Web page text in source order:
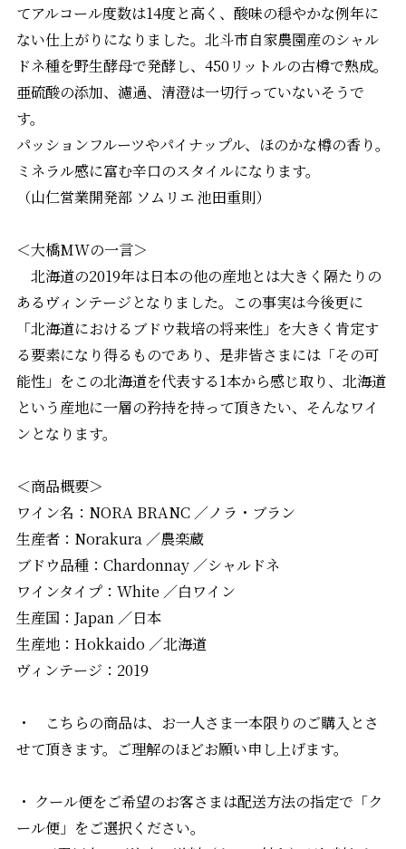
てアルコール度数は14度と高く、酸味の穏やかな例年に
ない仕上がりになりました。北斗市自家農園産のシャル
ドネ種を野生酵母で発酵し、450リットルの古樽で熟成。
亜硫酸の添加、濾過、清澄は一切行っていないそうで
す。
パッションフルーツやパイナップル、ほのかな樽の香り。
ミネラル感に富む辛口のスタイルになります。
（山仁営業開発部 ソムリエ 池田重則）
＜大橋MWの一言＞
北海道の2019年は日本の他の産地とは大きく隔たりの
あるヴィンテージとなりました。この事実は今後更に
「北海道におけるブドウ栽培の将来性」を大きく肯定す
る要素になり得るものであり、是非皆さまには「その可
能性」をこの北海道を代表する1本から感じ取り、北海道
という産地に一層の矜持を持って頂きたい、そんなワイ
ンとなります。
＜商品概要＞
ワイン名：NORA BRANC ／ノラ・ブラン
生産者：Norakura ／農楽蔵
ブドウ品種：Chardonnay ／シャルドネ
ワインタイプ：White ／白ワイン
生産国：Japan ／日本
生産地：Hokkaido ／北海道
ヴィンテージ：2019
・ こちらの商品は、お一人さま一本限りのご購入とさ
せて頂きます。ご理解のほどお願い申し上げます。
・ クール便をご希望のお客さまは配送方法の指定で「ク
ール便」をご選択ください。